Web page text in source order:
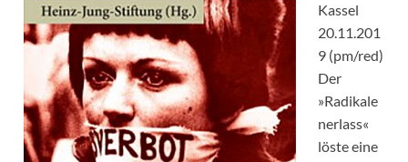
Kassel
20.11.201
9 (pm/red)
Der
»Radikale
nerlass«
löste eine